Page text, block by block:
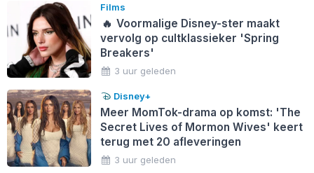
Films
🔥 Voormalige Disney-ster maakt
vervolg op cultklassieker 'Spring
Breakers'
3 uur geleden
Disney+
Meer MomTok-drama op komst: 'The
Secret Lives of Mormon Wives' keert
terug met 20 afleveringen
3 uur geleden